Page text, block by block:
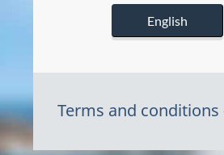
English
Terms and conditions